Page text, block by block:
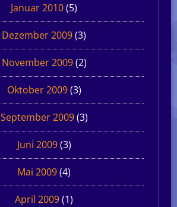
Januar 2010(5)
Dezember 2009(3)
November 2009(2)
Oktober 2009(3)
September 2009(3)
Juni 2009(3)
Mai 2009(4)
April 2009(1)